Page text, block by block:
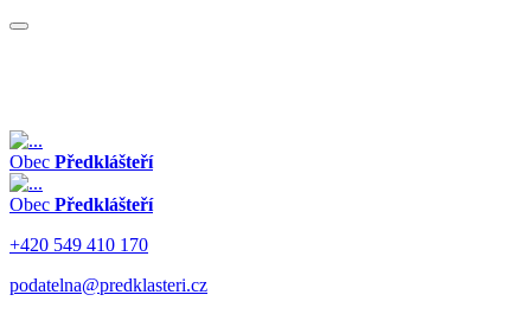
Obec Předklášteří
Obec Předklášteří
+420 549 410 170
podatelna@predklasteri.cz